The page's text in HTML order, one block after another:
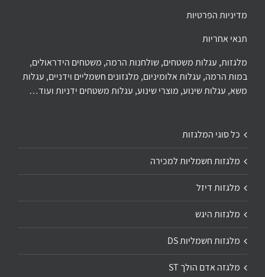
מדיניות הפרטיות
תנאי אחריות
מלגזות, עגלות משטחים, שולחנות הרמה, משטחים הידראולים,
במות הרמה, עגלות אלומיניום, מלגזונים חשמליים וידניים, עגלות
משא, עגלות שינוע, מוצרי שינוע, עגלות משטחים ידניות ועוד…
כל סוגי המלגזות
מלגזות חשמליות למכירה
מלגזות דיזל
מלגזות היגש
מלגזות חשמליות DS
מלגזה אדם הולך ST